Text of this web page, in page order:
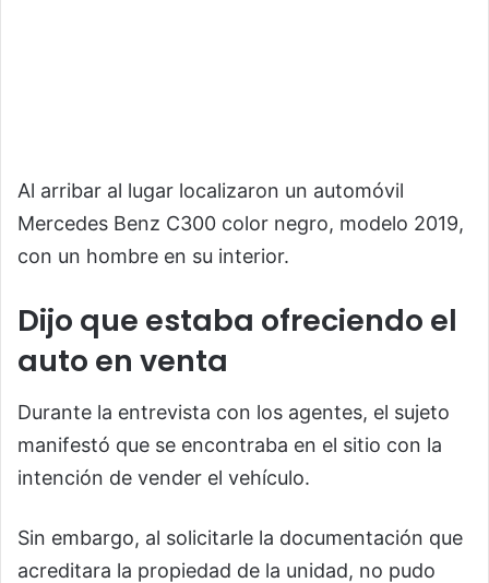
Al arribar al lugar localizaron un automóvil
Mercedes Benz C300 color negro, modelo 2019,
con un hombre en su interior.
Dijo que estaba ofreciendo el
auto en venta
Durante la entrevista con los agentes, el sujeto
manifestó que se encontraba en el sitio con la
intención de vender el vehículo.
Sin embargo, al solicitarle la documentación que
acreditara la propiedad de la unidad, no pudo